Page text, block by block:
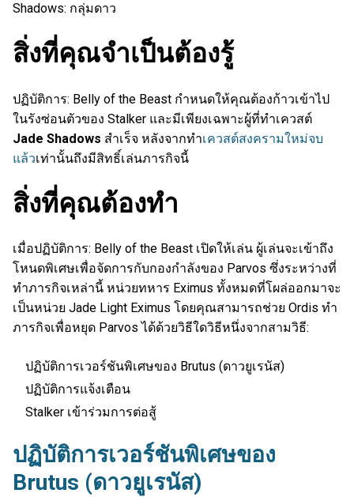
Shadows: กลุ่มดาว
สิ่งที่คุณจำเป็นต้องรู้
ปฏิบัติการ: Belly of the Beast กำหนดให้คุณต้องก้าวเข้าไป
ในรังซ่อนตัวของ Stalker และมีเพียงเฉพาะผู้ที่ทำเควสต์
Jade Shadows สำเร็จ หลังจากทำเควสต์สงครามใหม่จบ
แล้วเท่านั้นถึงมีสิทธิ์เล่นภารกิจนี้
สิ่งที่คุณต้องทำ
เมื่อปฏิบัติการ: Belly of the Beast เปิดให้เล่น ผู้เล่นจะเข้าถึง
โหนดพิเศษเพื่อจัดการกับกองกำลังของ Parvos ซึ่งระหว่างที่
ทำภารกิจเหล่านี้ หน่วยทหาร Eximus ทั้งหมดที่โผล่ออกมาจะ
เป็นหน่วย Jade Light Eximus โดยคุณสามารถช่วย Ordis ทำ
ภารกิจเพื่อหยุด Parvos ได้ด้วยวิธีใดวิธีหนึ่งจากสามวิธี:
ปฏิบัติการเวอร์ชันพิเศษของ Brutus (ดาวยูเรนัส)
ปฏิบัติการแจ้งเตือน
Stalker เข้าร่วมการต่อสู้
ปฏิบัติการเวอร์ชันพิเศษของ
Brutus (ดาวยูเรนัส)